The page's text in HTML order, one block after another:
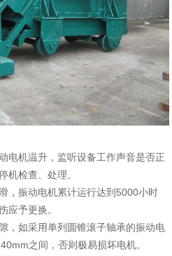
电机温升，监听设备工作声音是否正
机检查、处理。
，振动电机累计运行达到5000小时
应予更换。
，如采用单列圆锥滚子轴承的振动电
之间，否则极易损坏电机。